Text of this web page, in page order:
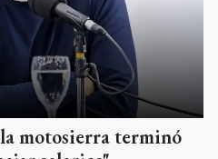
motosierra terminó